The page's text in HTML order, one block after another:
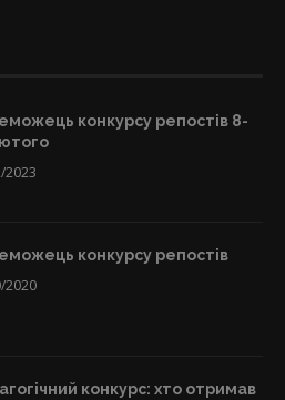
конкурсу репостів 8-
2023
конкурсу репостів
2020
конкурс: хто отримав